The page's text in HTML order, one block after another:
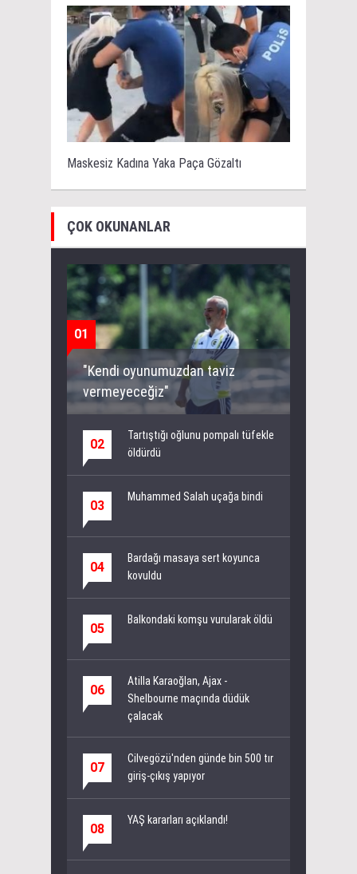
Maskesiz Kadına Yaka Paça Gözaltı
ÇOK OKUNANLAR
01
"Kendi oyunumuzdan taviz
vermeyeceğiz"
02
Tartıştığı oğlunu pompalı tüfekle
öldürdü
03
Muhammed Salah uçağa bindi
04
Bardağı masaya sert koyunca
kovuldu
05
Balkondaki komşu vurularak öldü
06
Atilla Karaoğlan, Ajax -
Shelbourne maçında düdük
çalacak
07
Cilvegözü'nden günde bin 500 tır
giriş-çıkış yapıyor
08
YAŞ kararları açıklandı!